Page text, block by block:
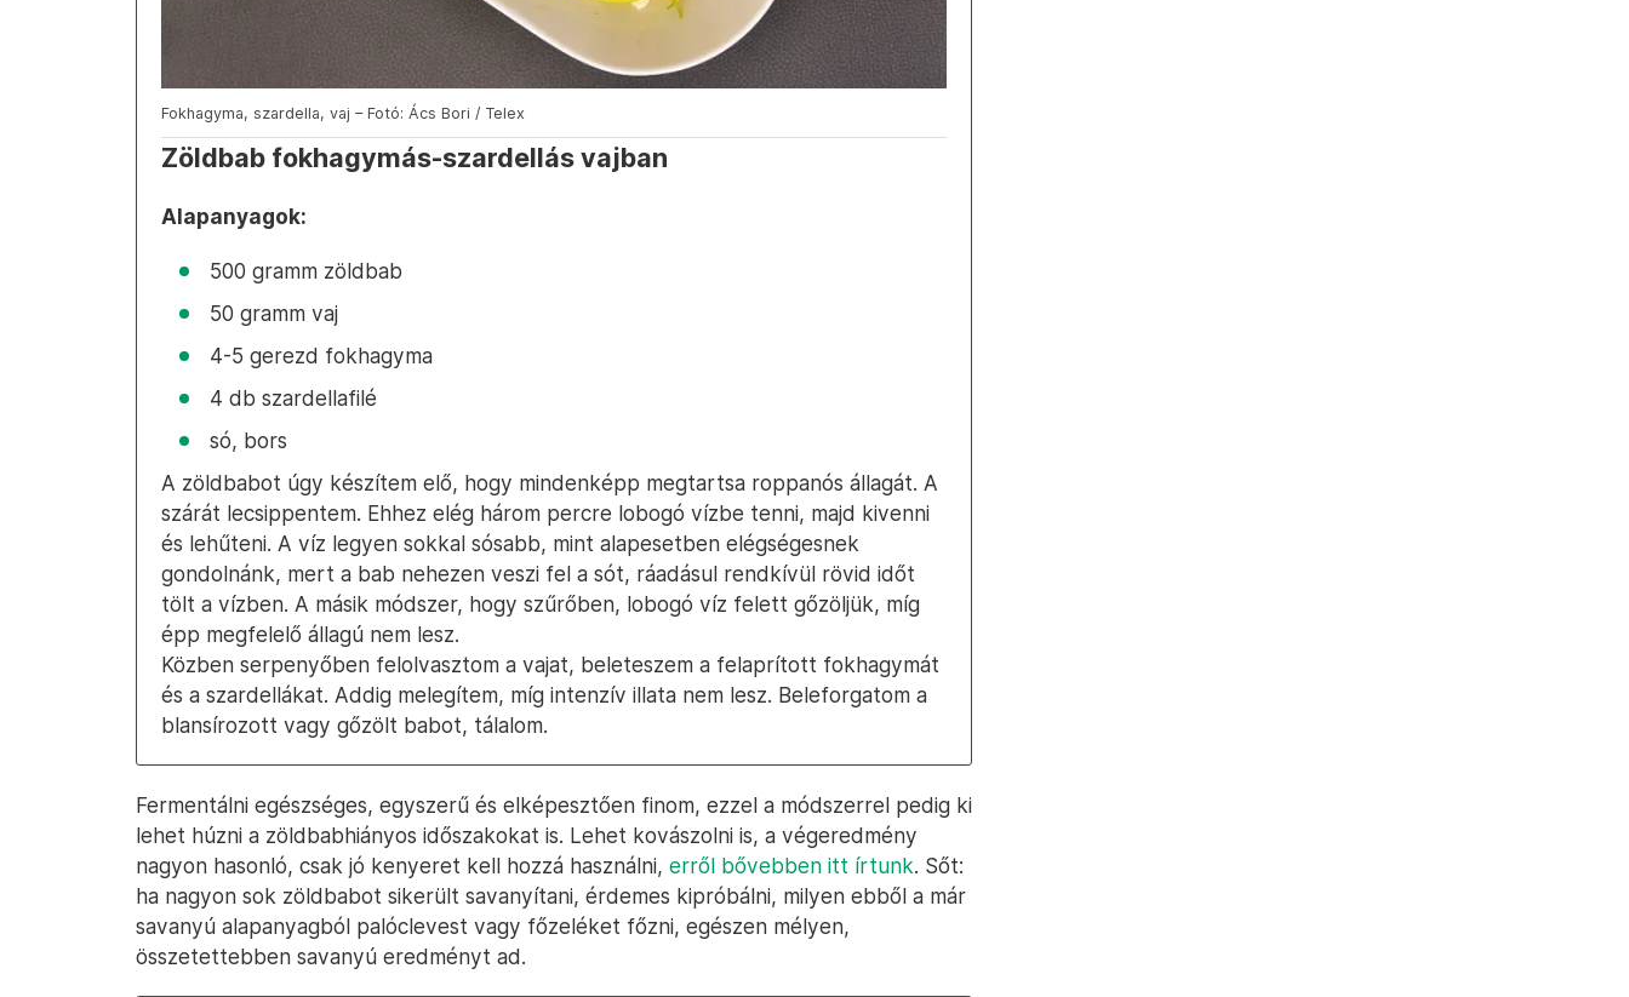
Fokhagyma, szardella, vaj – Fotó: Ács Bori / Telex
Zöldbab fokhagymás-szardellás vajban
Alapanyagok:
500 gramm zöldbab
50 gramm vaj
4-5 gerezd fokhagyma
4 db szardellafilé
só, bors
A zöldbabot úgy készítem elő, hogy mindenképp megtartsa roppanós állagát. A
szárát lecsippentem. Ehhez elég három percre lobogó vízbe tenni, majd kivenni
és lehűteni. A víz legyen sokkal sósabb, mint alapesetben elégségesnek
gondolnánk, mert a bab nehezen veszi fel a sót, ráadásul rendkívül rövid időt
tölt a vízben. A másik módszer, hogy szűrőben, lobogó víz felett gőzöljük, míg
épp megfelelő állagú nem lesz.
Közben serpenyőben felolvasztom a vajat, beleteszem a felaprított fokhagymát
és a szardellákat. Addig melegítem, míg intenzív illata nem lesz. Beleforgatom a
blansírozott vagy gőzölt babot, tálalom.
Fermentálni egészséges, egyszerű és elképesztően finom, ezzel a módszerrel pedig ki
lehet húzni a zöldbabhiányos időszakokat is. Lehet kovászolni is, a végeredmény
nagyon hasonló, csak jó kenyeret kell hozzá használni, erről bővebben itt írtunk. Sőt:
ha nagyon sok zöldbabot sikerült savanyítani, érdemes kipróbálni, milyen ebből a már
savanyú alapanyagból palóclevest vagy főzeléket főzni, egészen mélyen,
összetettebben savanyú eredményt ad.